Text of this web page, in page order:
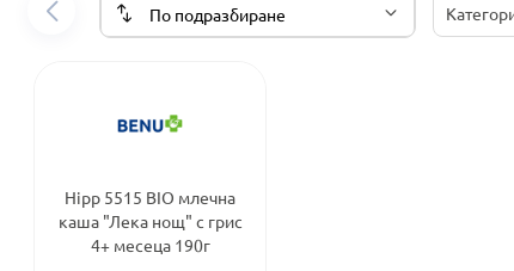
Hipp 5515 BIO млечна
каша "Лека нощ" с грис
4+ месеца 190г